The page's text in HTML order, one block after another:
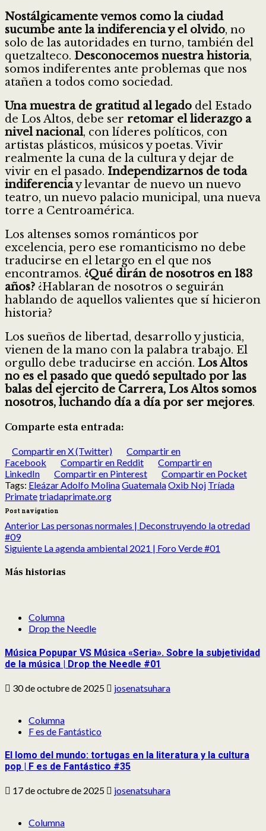
Nostálgicamente vemos como la ciudad
sucumbe ante la indiferencia y el olvido, no
solo de las autoridades en turno, también del
quetzalteco. Desconocemos nuestra historia,
somos indiferentes ante problemas que nos
atañen a todos como sociedad.
Una muestra de gratitud al legado del Estado
de Los Altos, debe ser retomar el liderazgo a
nivel nacional, con líderes políticos, con
artistas plásticos, músicos y poetas. Vivir
realmente la cuna de la cultura y dejar de
vivir en el pasado. Independizarnos de toda
indiferenciay levantar de nuevo un nuevo
teatro, un nuevo palacio municipal, una nueva
torre a Centroamérica.
Los altenses somos románticos por
excelencia, pero ese romanticismo no debe
traducirse en el letargo en el que nos
encontramos. ¿Qué dirán de nosotros en 183
años? ¿Hablaran de nosotros o seguirán
hablando de aquellos valientes que sí hicieron
historia?
Los sueños de libertad, desarrollo y justicia,
vienen de la mano con la palabra trabajo. El
orgullo debe traducirse en acción. Los Altos
no es el pasado que quedó sepultado por las
balas del ejercito de Carrera, Los Altos somos
nosotros, luchando día a día por ser mejores.
Comparte esta entrada:
Compartir en X (Twitter)
Compartir en
Facebook
Compartir en Reddit
Compartir en
LinkedIn
Compartir en Pinterest
Compartir en Pocket
Tags: Eleázar Adolfo MolinaGuatemalaOxib Noj Tríada
Primatetriadaprimate.org
Post navigation
Anterior Las personas normales | Deconstruyendo la otredad
#09
Siguiente La agenda ambiental 2021 | Foro Verde #01
Más historias
Columna
Drop the Needle
Música Popupar VS Música «Seria». Sobre la subjetividad
de la música | Drop the Needle #01
30 de octubre de 2025 josenatsuhara
Columna
F es de Fantástico
El lomo del mundo: tortugas en la literatura y la cultura
pop | F es de Fantástico #35
17 de octubre de 2025 josenatsuhara
Columna